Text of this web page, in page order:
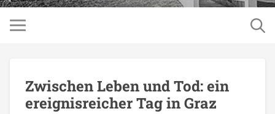
Zwischen Leben und Tod: ein
ereignisreicher Tag in Graz